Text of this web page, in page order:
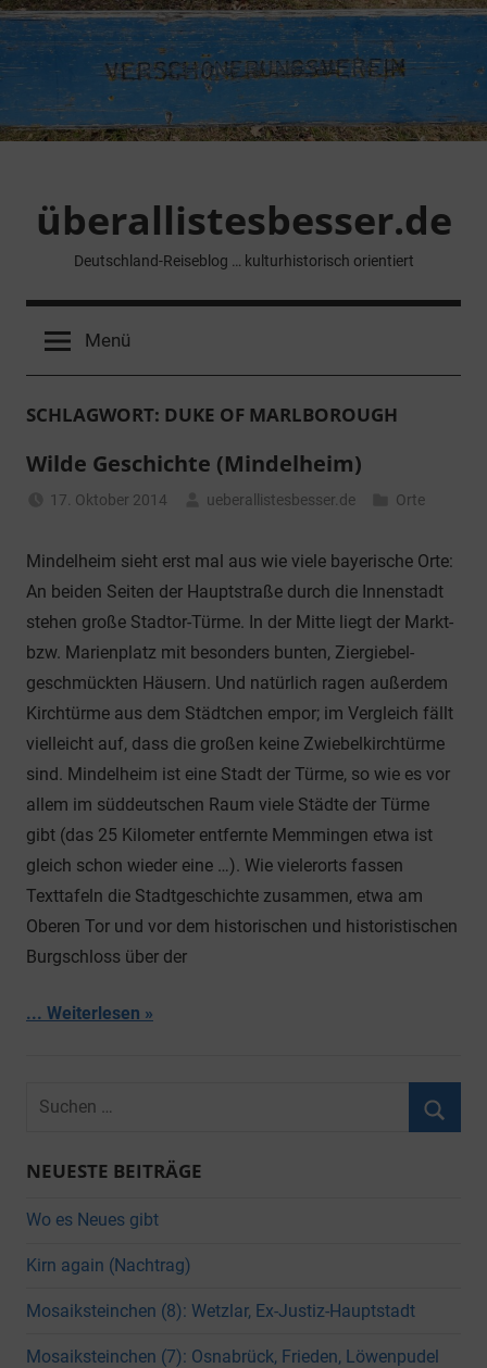
Zum
Inhalt
springen
überallistesbesser.de
Deutschland-Reiseblog … kulturhistorisch orientiert
Menü
SCHLAGWORT: DUKE OF MARLBOROUGH
Wilde Geschichte (Mindelheim)
17. Oktober 2014 ueberallistesbesser.de Orte
Mindelheim sieht erst mal aus wie viele bayerische Orte:
An beiden Seiten der Hauptstraße durch die Innenstadt
stehen große Stadtor-Türme. In der Mitte liegt der Markt-
bzw. Marienplatz mit besonders bunten, Ziergiebel-
geschmückten Häusern. Und natürlich ragen außerdem
Kirchtürme aus dem Städtchen empor; im Vergleich fällt
vielleicht auf, dass die großen keine Zwiebelkirchtürme
sind. Mindelheim ist eine Stadt der Türme, so wie es vor
allem im süddeutschen Raum viele Städte der Türme
gibt (das 25 Kilometer entfernte Memmingen etwa ist
gleich schon wieder eine …). Wie vielerorts fassen
Texttafeln die Stadtgeschichte zusammen, etwa am
Oberen Tor und vor dem historischen und historistischen
Burgschloss über der
... Weiterlesen
Suchen
NEUESTE BEITRÄGE
Wo es Neues gibt
Kirn again (Nachtrag)
Mosaiksteinchen (8): Wetzlar, Ex-Justiz-Hauptstadt
Mosaiksteinchen (7): Osnabrück, Frieden, Löwenpudel